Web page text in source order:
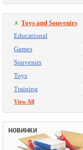
Toys and Souvenirs
Educational
Games
Souvenirs
Toys
Training
View All